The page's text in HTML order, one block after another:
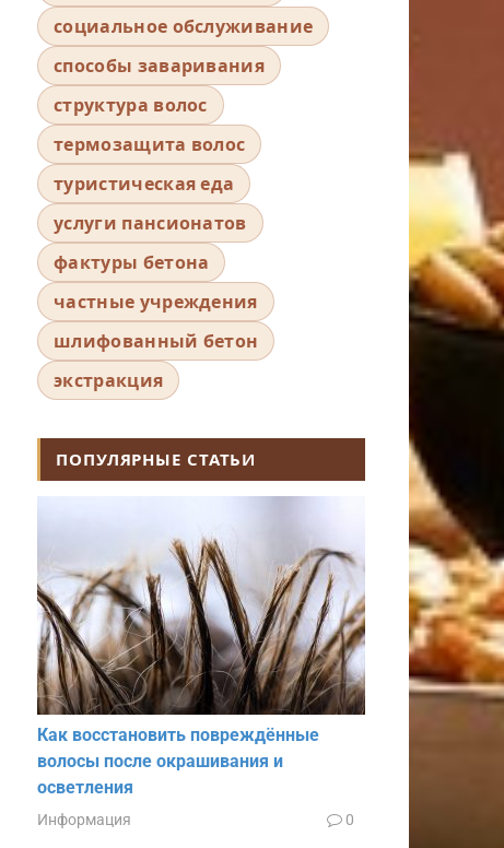
социальное обслуживание
способы заваривания
структура волос
термозащита волос
туристическая еда
услуги пансионатов
фактуры бетона
частные учреждения
шлифованный бетон
экстракция
ПОПУЛЯРНЫЕ СТАТЬИ
Как восстановить повреждённые
волосы после окрашивания и
осветления
Информация 0